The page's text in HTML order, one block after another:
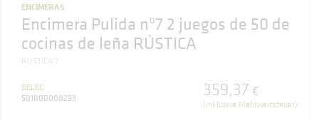
ENCIMERAS
Encimera Pulida nº7 2 juegos de 50 de
cocinas de leña RÚSTICA
RUSTICA 7
BELEG
501000000293
359,37 €
(Inklusive Mehrwertsteuer)